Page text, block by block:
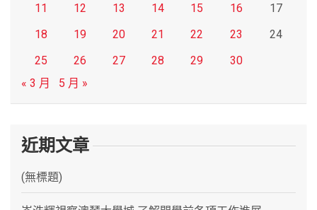
11
12 13 14 15 16
17
18
19 20 21 22 23
24
25
26 27 28 29
30
« 3 月
5 月 »
近期文章
(無標題)